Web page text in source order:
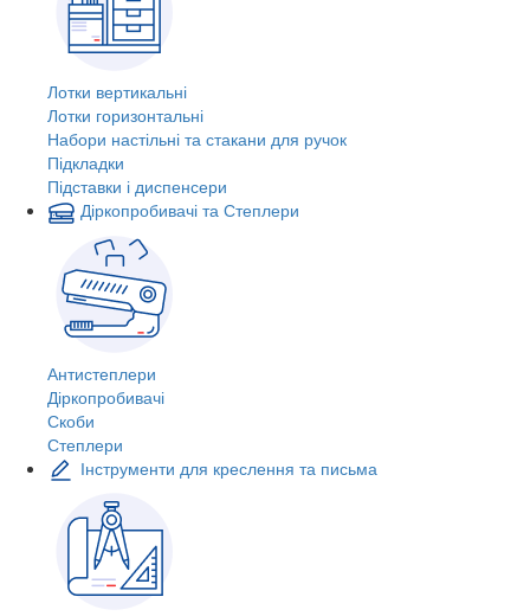
Лотки вертикальні
Лотки горизонтальні
Набори настільні та стакани для ручок
Підкладки
Підставки і диспенсери
Діркопробивачі та Степлери
Антистеплери
Діркопробивачі
Скоби
Степлери
Інструменти для креслення та письма